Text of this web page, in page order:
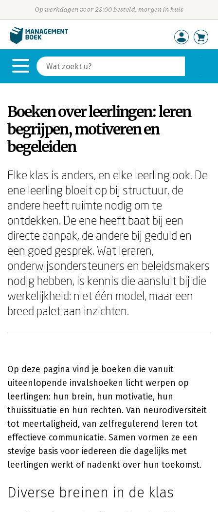
Op werkdagen voor 23:00 besteld, morgen in huis
Boeken over leerlingen: leren
begrijpen, motiveren en
begeleiden
Elke klas is anders, en elke leerling ook. De
ene leerling bloeit op bij structuur, de
andere heeft ruimte nodig om te
ontdekken. De ene heeft baat bij een
directe aanpak, de andere bij geduld en
een goed gesprek. Wat leraren,
onderwijsondersteuners en beleidsmakers
nodig hebben, is kennis die aansluit bij die
werkelijkheid: niet één model, maar een
breed palet aan inzichten.
Op deze pagina vind je boeken die vanuit
uiteenlopende invalshoeken licht werpen op
leerlingen: hun brein, hun motivatie, hun
thuissituatie en hun rechten. Van neurodiversiteit
tot meertaligheid, van zelfregulerend leren tot
effectieve communicatie. Samen vormen ze een
stevige basis voor iedereen die dagelijks met
leerlingen werkt of nadenkt over hun toekomst.
Diverse breinen in de klas